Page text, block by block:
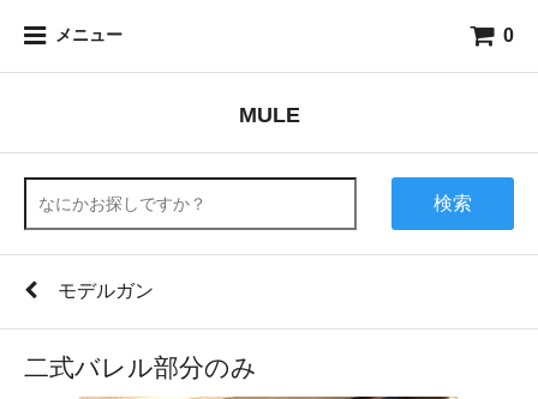
メニュー 0
MULE
検索
モデルガン
二式バレル部分のみ